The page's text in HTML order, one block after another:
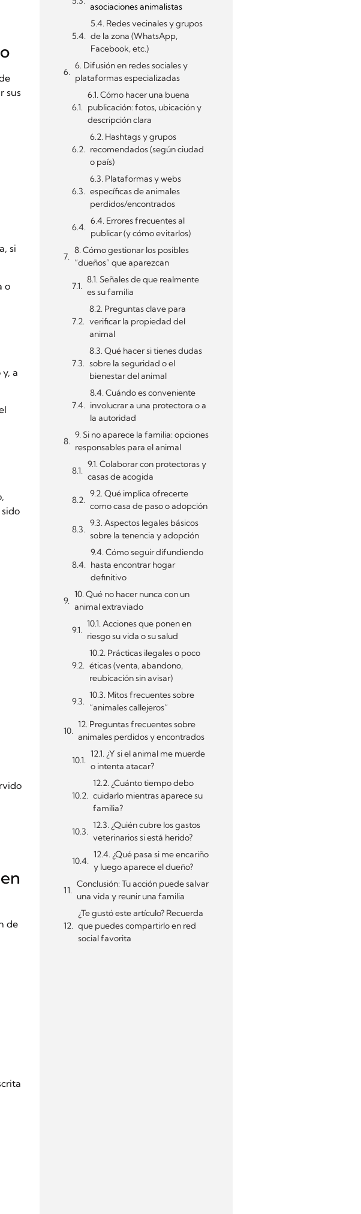
sus
si
o
a
de
asociaciones animalistas
5.4. Redes vecinales y grupos
de la zona (WhatsApp,
Facebook, etc.)
6. Difusión en redes sociales y
plataformas especializadas
6.1. Cómo hacer una buena
publicación: fotos, ubicación y
descripción clara
6.2. Hashtags y grupos
recomendados (según ciudad
o país)
6.3. Plataformas y webs
específicas de animales
perdidos/encontrados
6.4. Errores frecuentes al
publicar (y cómo evitarlos)
8. Cómo gestionar los posibles
“dueños” que aparezcan
8.1. Señales de que realmente
es su familia
8.2. Preguntas clave para
verificar la propiedad del
animal
8.3. Qué hacer si tienes dudas
sobre la seguridad o el
bienestar del animal
8.4. Cuándo es conveniente
involucrar a una protectora o a
la autoridad
9. Si no aparece la familia: opciones
responsables para el animal
9.1. Colaborar con protectoras y
casas de acogida
9.2. Qué implica ofrecerte
como casa de paso o adopción
9.3. Aspectos legales básicos
sobre la tenencia y adopción
9.4. Cómo seguir difundiendo
hasta encontrar hogar
definitivo
10. Qué no hacer nunca con un
animal extraviado
10.1. Acciones que ponen en
riesgo su vida o su salud
10.2. Prácticas ilegales o poco
éticas (venta, abandono,
reubicación sin avisar)
10.3. Mitos frecuentes sobre
“animales callejeros”
12. Preguntas frecuentes sobre
animales perdidos y encontrados
12.1. ¿Y si el animal me muerde
o intenta atacar?
12.2. ¿Cuánto tiempo debo
cuidarlo mientras aparece su
familia?
12.3. ¿Quién cubre los gastos
veterinarios si está herido?
12.4. ¿Qué pasa si me encariño
y luego aparece el dueño?
Conclusión: Tu acción puede salvar
una vida y reunir una familia
¿Te gustó este artículo? Recuerda
que puedes compartirlo en red
social favorita